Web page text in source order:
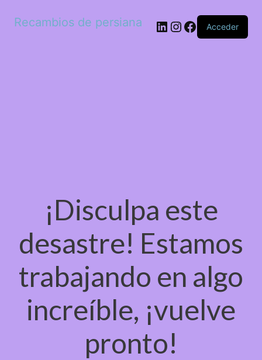
Recambios de persiana LinkedIn
Instagram
Facebook
Acceder
¡Disculpa este
desastre! Estamos
trabajando en algo
increíble, ¡vuelve
pronto!